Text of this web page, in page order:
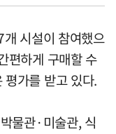
시설이 참여했으
편하게 구매할 수
가를 받고 있다.
물관·미술관, 식